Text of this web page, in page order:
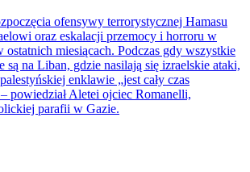
ofensywy terrorystycznej Hamasu
oraz eskalacji przemocy i horroru w
ostatnich miesiącach. Podczas gdy wszystkie
są na Liban, gdzie nasilają się izraelskie ataki,
enklawie „jest cały czas
powiedział Aletei ojciec Romanelli,
parafii w Gazie.